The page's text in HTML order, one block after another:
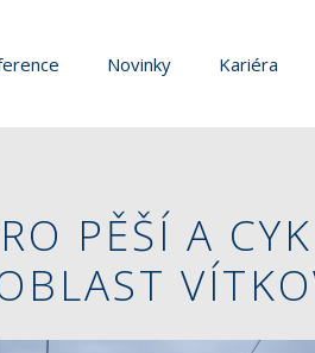
Novinky Kariéra
PĚŠÍ A